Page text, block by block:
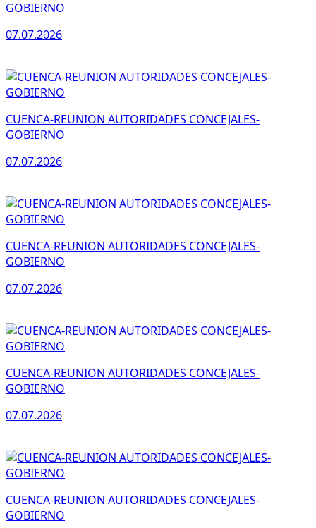
GOBIERNO
07.07.2026
CUENCA-REUNION AUTORIDADES CONCEJALES-
GOBIERNO
07.07.2026
CUENCA-REUNION AUTORIDADES CONCEJALES-
GOBIERNO
07.07.2026
CUENCA-REUNION AUTORIDADES CONCEJALES-
GOBIERNO
07.07.2026
CUENCA-REUNION AUTORIDADES CONCEJALES-
GOBIERNO